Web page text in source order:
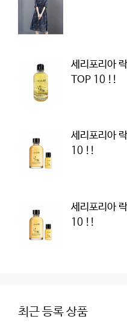
세리포리아
TOP 10 !!
세리포리아
10 !!
세리포리아
10 !!
최근 등록 상품